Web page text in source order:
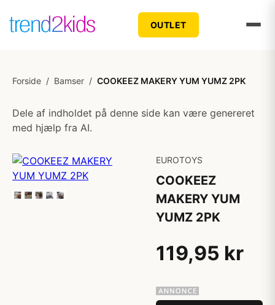
OUTLET
Forside / Bamser / COOKEEZ MAKERY YUM YUMZ 2PK
Dele af indholdet på denne side kan være genereret
med hjælp fra AI.
EUROTOYS
COOKEEZ
MAKERY YUM
YUMZ 2PK
119,95 kr